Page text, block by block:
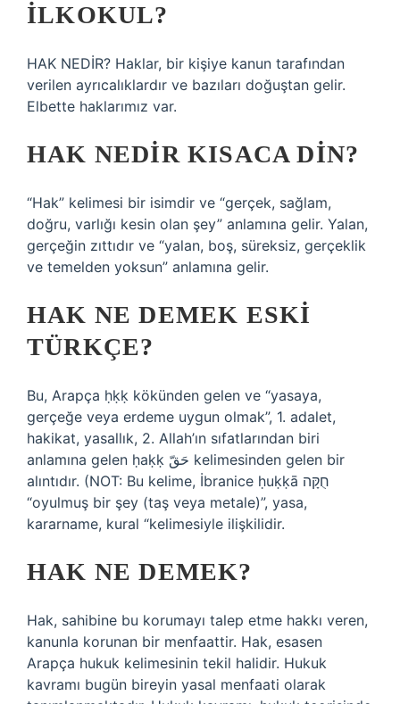
ILKOKUL?
HAK NEDİR? Haklar, bir kişiye kanun tarafından
verilen ayrıcalıklardır ve bazıları doğuştan gelir.
Elbette haklarımız var.
HAK NEDIR KISACA DIN?
“Hak” kelimesi bir isimdir ve “gerçek, sağlam,
doğru, varlığı kesin olan şey” anlamına gelir. Yalan,
gerçeğin zıttıdır ve “yalan, boş, süreksiz, gerçeklik
ve temelden yoksun” anlamına gelir.
HAK NE DEMEK ESKI
TÜRKÇE?
Bu, Arapça ḥḳḳ kökünden gelen ve “yasaya,
gerçeğe veya erdeme uygun olmak”, 1. adalet,
hakikat, yasallık, 2. Allah’ın sıfatlarından biri
anlamına gelen ḥaḳḳ حَقّ kelimesinden gelen bir
alıntıdır. (NOT: Bu kelime, İbranice ḥuḳḳā חֻקָּה
“oyulmuş bir şey (taş veya metale)”, yasa,
kararname, kural “kelimesiyle ilişkilidir.
HAK NE DEMEK?
Hak, sahibine bu korumayı talep etme hakkı veren,
kanunla korunan bir menfaattir. Hak, esasen
Arapça hukuk kelimesinin tekil halidir. Hukuk
kavramı bugün bireyin yasal menfaati olarak